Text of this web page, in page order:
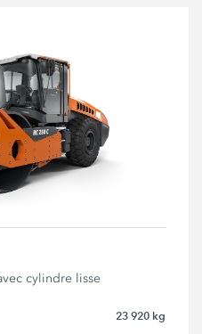
cylindre lisse
23 920 kg